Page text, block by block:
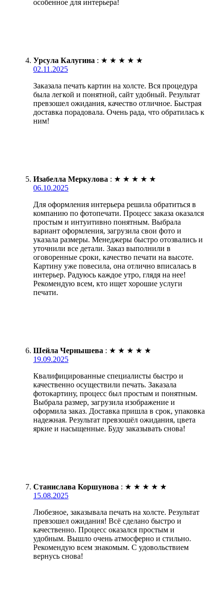
особенное для интерьера!
Урсула Калугина : ★ ★ ★ ★ ★
02.11.2025
Заказала печать картин на холсте. Вся процедура
была легкой и понятной, сайт удобный. Результат
превзошел ожидания, качество отличное. Быстрая
доставка порадовала. Очень рада, что обратилась к
ним!
Изабелла Меркулова : ★ ★ ★ ★ ★
06.10.2025
Для оформления интерьера решила обратиться в
компанию по фотопечати. Процесс заказа оказался
простым и интуитивно понятным. Выбрала
вариант оформления, загрузила свои фото и
указала размеры. Менеджеры быстро отозвались и
уточнили все детали. Заказ выполнили в
оговоренные сроки, качество печати на высоте.
Картину уже повесила, она отлично вписалась в
интерьер. Радуюсь каждое утро, глядя на нее!
Рекомендую всем, кто ищет хорошие услуги
печати.
Шейла Чернышева : ★ ★ ★ ★ ★
19.09.2025
Квалифицированные специалисты быстро и
качественно осуществили печать. Заказала
фотокартину, процесс был простым и понятным.
Выбрала размер, загрузила изображение и
оформила заказ. Доставка пришла в срок, упаковка
надежная. Результат превзошёл ожидания, цвета
яркие и насыщенные. Буду заказывать снова!
Станислава Коршунова : ★ ★ ★ ★ ★
15.08.2025
Любезное, заказывала печать на холсте. Результат
превзошел ожидания! Всё сделано быстро и
качественно. Процесс оказался простым и
удобным. Вышло очень атмосферно и стильно.
Рекомендую всем знакомым. С удовольствием
вернусь снова!